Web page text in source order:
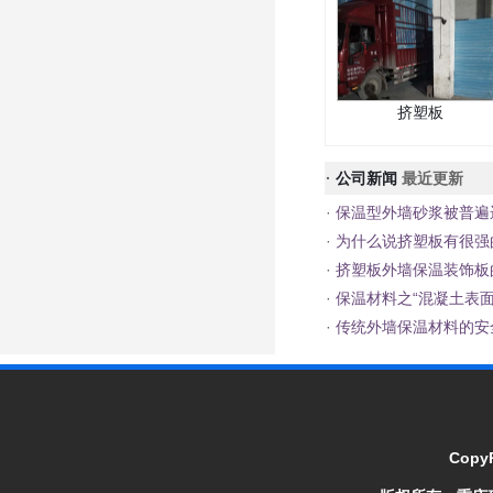
挤塑板
· 公司新闻 最近更新
· 保温型外墙砂浆被普
· 为什么说挤塑板有很
· 挤塑板外墙保温装饰
· 保温材料之“混凝土表
· 传统外墙保温材料的